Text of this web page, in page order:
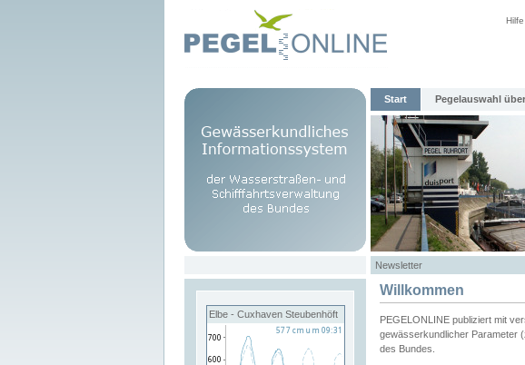
Hilfe
Start Pegelauswahl
Newsletter
Elbe - Cuxhaven Steubenhöft
Willkommen
PEGELONLINE publiziert mit
gewässerkundlicher Parameter
des Bundes.